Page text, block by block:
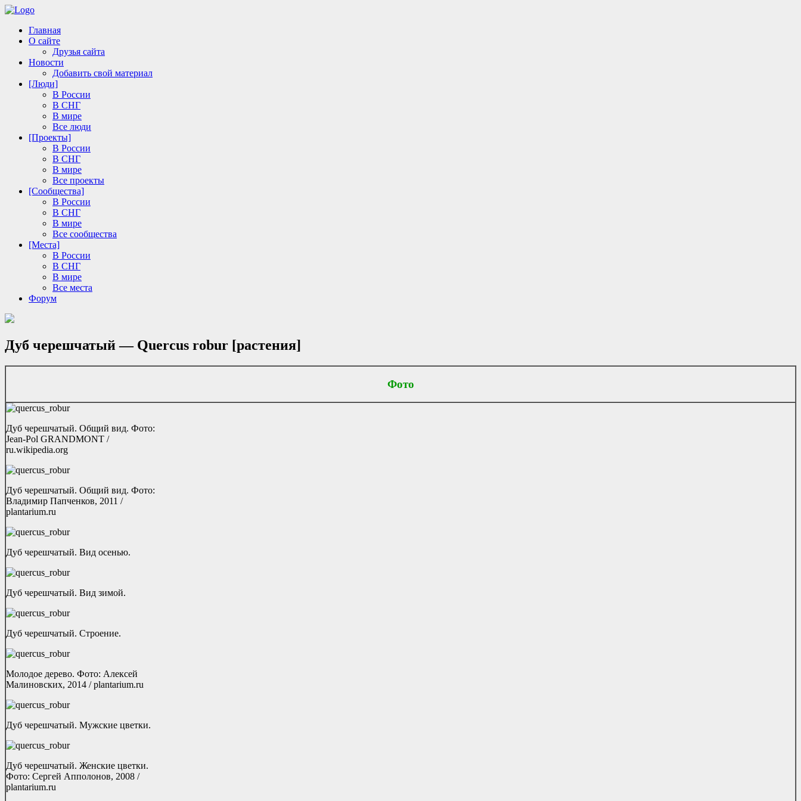
Главная
О сайте
Друзья сайта
Новости
Добавить свой материал
[Люди]
В России
В СНГ
В мире
Все люди
[Проекты]
В России
В СНГ
В мире
Все проекты
[Сообщества]
В России
В СНГ
В мире
Все сообщества
[Места]
В России
В СНГ
В мире
Все места
Форум
Дуб черешчатый — Quercus robur [растения]
Фото
Дуб черешчатый. Общий вид. Фото:
Jean-Pol GRANDMONT /
ru.wikipedia.org
Дуб черешчатый. Общий вид. Фото:
Владимир Папченков, 2011 /
plantarium.ru
Дуб черешчатый. Вид осенью.
Дуб черешчатый. Вид зимой.
Дуб черешчатый. Строение.
Молодое дерево. Фото: Алексей
Малиновских, 2014 / plantarium.ru
Дуб черешчатый. Мужские цветки.
Дуб черешчатый. Женские цветки.
Фото: Сергей Апполонов, 2008 /
plantarium.ru